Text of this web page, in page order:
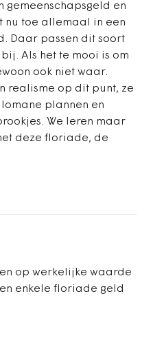
gemeenschapsgeld en
nu toe allemaal in een
Daar passen dit soort
Als het te mooi is om
ook niet waar.
realisme op dit punt, ze
plannen en
We leren maar
deze floriade, de
op werkelijke waarde
enkele floriade geld